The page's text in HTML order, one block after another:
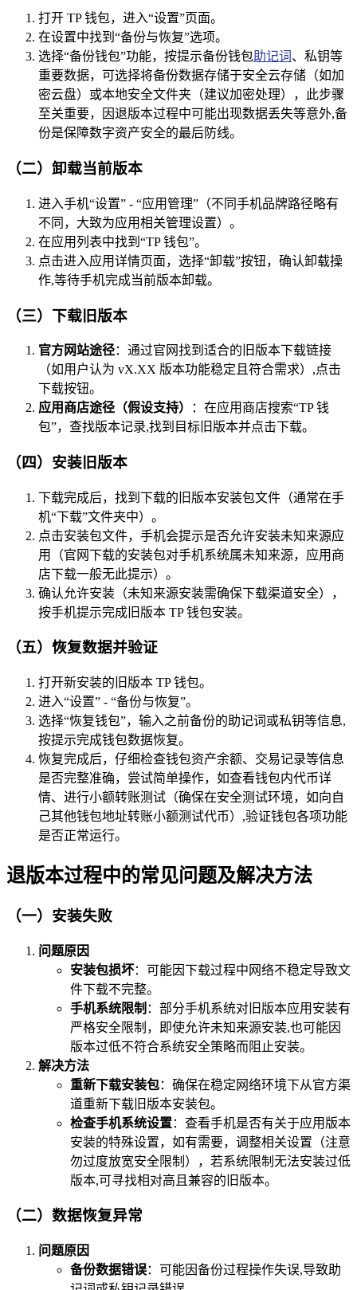
打开 TP 钱包，进入“设置”页面。
在设置中找到“备份与恢复”选项。
选择“备份钱包”功能，按提示备份钱包助记词 、私钥等
重要数据，可选择将备份数据存储于安全云存储（如加
密云盘）或本地安全文件夹（建议加密处理），此步骤
至关重要，因退版本过程中可能出现数据丢失等意外,备
份是保障数字资产安全的最后防线。
（二）卸载当前版本
进入手机“设置” - “应用管理”（不同手机品牌路径略有
不同，大致为应用相关管理设置）。
在应用列表中找到“TP 钱包”。
点击进入应用详情页面，选择“卸载”按钮，确认卸载操
作,等待手机完成当前版本卸载。
（三）下载旧版本
官方网站途径：通过官网找到适合的旧版本下载链接
（如用户认为 vX.XX 版本功能稳定且符合需求）,点击
下载按钮。
应用商店途径（假设支持）
：在应用商店搜索“TP 钱
包”，查找版本记录,找到目标旧版本并点击下载。
（四）安装旧版本
下载完成后，找到下载的旧版本安装包文件（通常在手
机“下载”文件夹中）。
点击安装包文件，手机会提示是否允许安装未知来源应
用（官网下载的安装包对手机系统属未知来源，应用商
店下载一般无此提示）。
确认允许安装（未知来源安装需确保下载渠道安全），
按手机提示完成旧版本 TP 钱包安装。
（五）恢复数据并验证
打开新安装的旧版本 TP 钱包。
进入“设置” - “备份与恢复”。
选择“恢复钱包”，输入之前备份的助记词或私钥等信息,
按提示完成钱包数据恢复。
恢复完成后，仔细检查钱包资产余额、交易记录等信息
是否完整准确，尝试简单操作，如查看钱包内代币详
情、进行小额转账测试（确保在安全测试环境，如向自
己其他钱包地址转账小额测试代币）,验证钱包各项功能
是否正常运行。
退版本过程中的常见问题及解决方法
（一）安装失败
问题原因
安装包损坏：可能因下载过程中网络不稳定导致文
件下载不完整。
手机系统限制 ：部分手机系统对旧版本应用安装有
严格安全限制，即使允许未知来源安装,也可能因
版本过低不符合系统安全策略而阻止安装。
解决方法
重新下载安装包：确保在稳定网络环境下从官方渠
道重新下载旧版本安装包。
检查手机系统设置：查看手机是否有关于应用版本
安装的特殊设置，如有需要，调整相关设置（注意
勿过度放宽安全限制），若系统限制无法安装过低
版本,可寻找相对高且兼容的旧版本。
（二）数据恢复异常
问题原因
备份数据错误：可能因备份过程操作失误,导致助